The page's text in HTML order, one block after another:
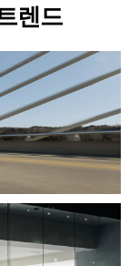
렌드